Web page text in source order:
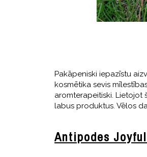
Pakāpeniski iepazīstu
kosmētika sevis
aromterapeitiski. Lietojot
labus produktus. Vēlos
Antipodes